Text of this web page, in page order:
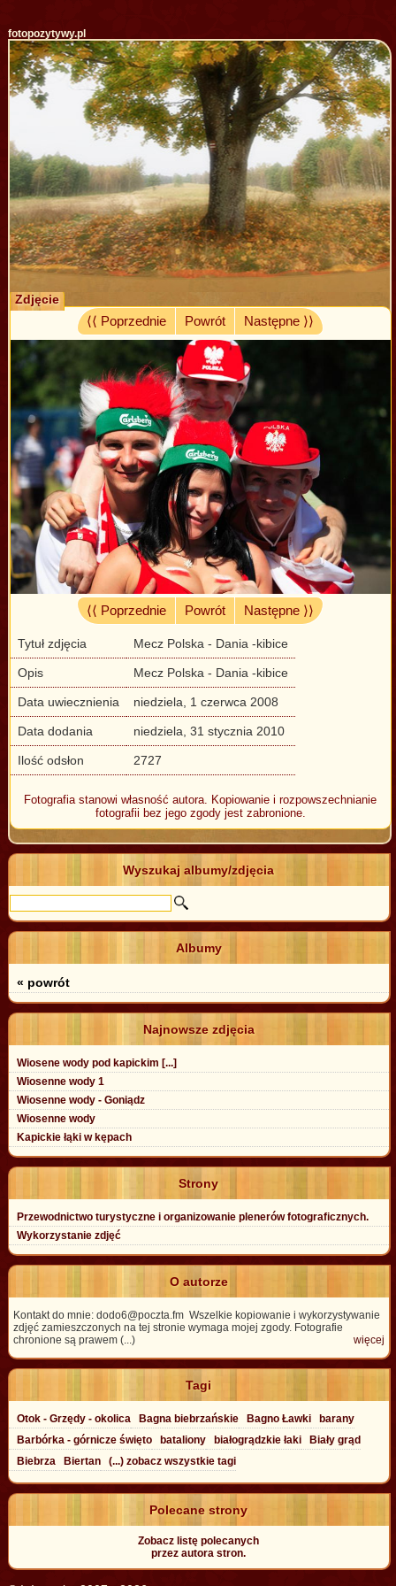
fotopozytywy.pl
Zdjęcie
⟨⟨ Poprzednie
Powrót Następne ⟩⟩
⟨⟨ Poprzednie Powrót Następne ⟩⟩
Tytuł zdjęcia Mecz Polska - Dania -kibice
Opis Mecz Polska - Dania -kibice
Data uwiecznienia niedziela, 1 czerwca 2008
Data dodania niedziela, 31 stycznia 2010
Ilość odsłon 2727
Fotografia stanowi własność autora. Kopiowanie i rozpowszechnianie
fotografii bez jego zgody jest zabronione.
Wyszukaj albumy/zdjęcia
Albumy
« powrót
Najnowsze zdjęcia
Wiosene wody pod kapickim [...]
Wiosenne wody 1
Wiosenne wody - Goniądz
Wiosenne wody
Kapickie łąki w kępach
Strony
Przewodnictwo turystyczne i organizowanie plenerów fotograficznych.
Wykorzystanie zdjęć
O autorze
Kontakt do mnie: dodo6@poczta.fm Wszelkie kopiowanie i wykorzystywanie
zdjęć zamieszczonych na tej stronie wymaga mojej zgody. Fotografie
chronione są prawem (...)
więcej
Tagi
Otok - Grzędy - okolica Bagna biebrzańskie Bagno Ławki
barany
Barbórka - górnicze święto
bataliony białogrądzkie łaki
Biały grąd
Biebrza
Biertan (...) zobacz wszystkie tagi
Polecane strony
Zobacz listę polecanych
przez autora stron.